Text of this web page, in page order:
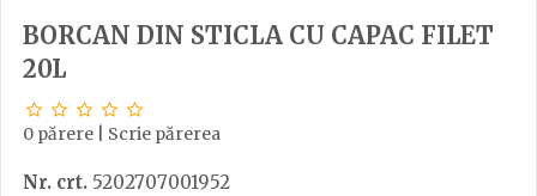
BORCAN DIN STICLA CU CAPAC FILET
20L
0 părere Scrie părerea
Nr. crt. 5202707001952